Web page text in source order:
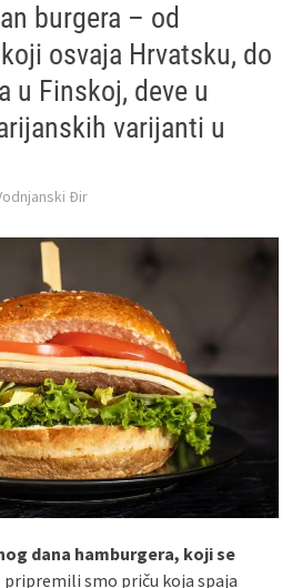
burgera – od
osvaja Hrvatsku, do
u Finskoj, deve u
varijanti u
Đir
dana hamburgera, koji se
pripremili smo priču koja spaja